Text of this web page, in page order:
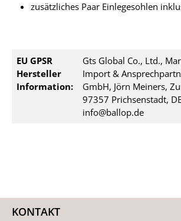
zusätzliches Paar Einlegesohlen
EU GPSR
Hersteller
Information:
Gts Global Co., Ltd.,
Import &
GmbH, Jörn Meiners,
97357 Prichsenstadt,
info@ballop.de
KONTAKT